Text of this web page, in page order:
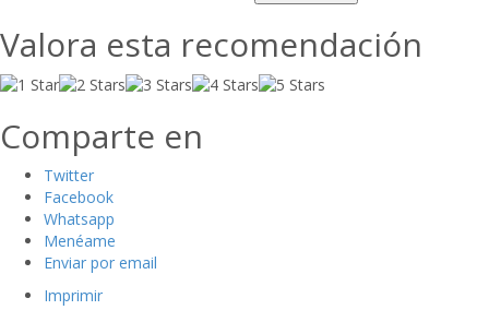
Valora esta recomendación
Comparte en
Twitter
Facebook
Whatsapp
Menéame
Enviar por email
Imprimir